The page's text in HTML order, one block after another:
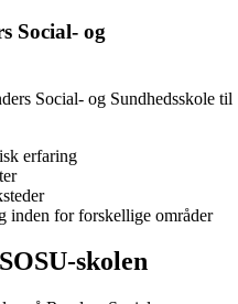
Social- og
Social- og Sundhedsskole til
erfaring
inden for forskellige områder
skolen